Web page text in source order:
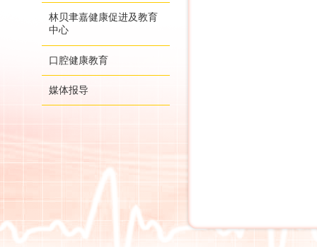
林贝聿嘉健康促进及教育
中心
口腔健康教育
媒体报导